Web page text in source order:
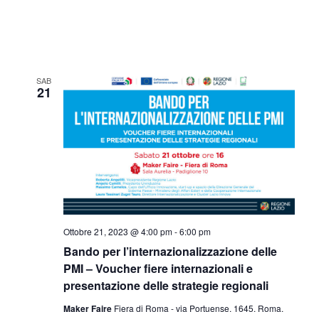
SAB
21
Bando per l’internazionalizzazione delle
PMI – Voucher fiere internazionali e
presentazione delle strategie regionali
Ottobre 21, 2023 @ 4:00 pm-6:00 pm
Maker Faire Fiera di Roma - via Portuense, 1645, Roma,